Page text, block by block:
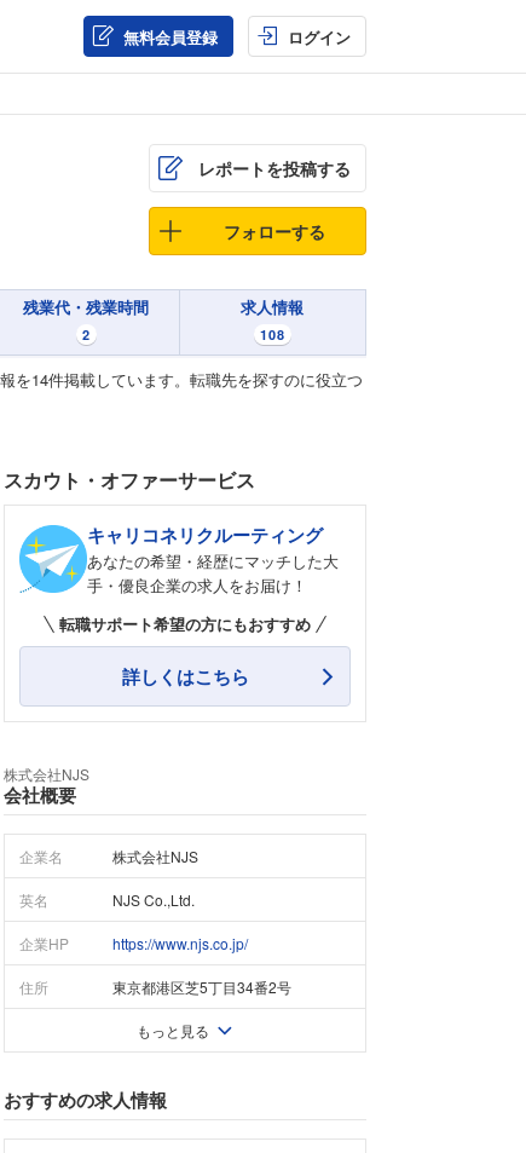
無料会員登録 ログイン
レポートを投稿する
フォローする
残業代・残業時間
2
求人情報
108
を14件掲載しています。転職先を探すのに役立つ
スカウト・オファーサービス
キャリコネリクルーティング
あなたの希望・経歴にマッチした大
手・優良企業の求人をお届け！
転職サポート希望の方にもおすすめ
詳しくはこちら
株式会社NJS
会社概要
企業名 株式会社NJS
英名 NJS Co.,Ltd.
企業HP https://www.njs.co.jp/
住所 東京都港区芝5丁目34番2号
もっと見る
おすすめの求人情報